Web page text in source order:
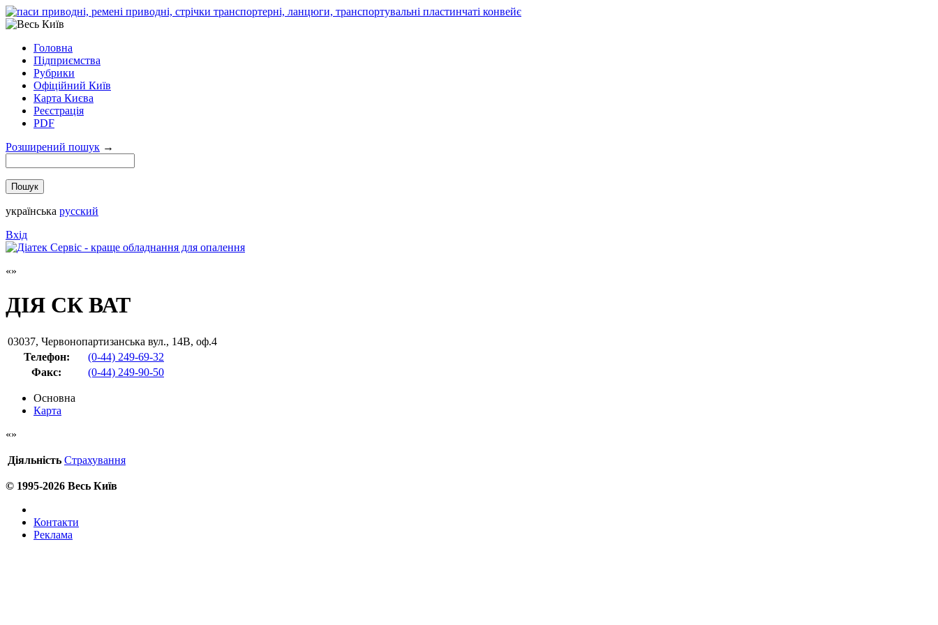
Головна
Підприємства
Рубрики
Офіційний Київ
Карта Києва
Реєстрація
PDF
Розширений пошук →
українська русский
Вхід
ДІЯ СК ВАТ
03037, Червонопартизанська вул., 14В, оф.4
Телефон:
(0-44) 249-69-32
Факс: (0-44) 249-90-50
Основна
Карта
Діяльність Страхування
© 1995-2026 Весь Київ
Контакти
Реклама